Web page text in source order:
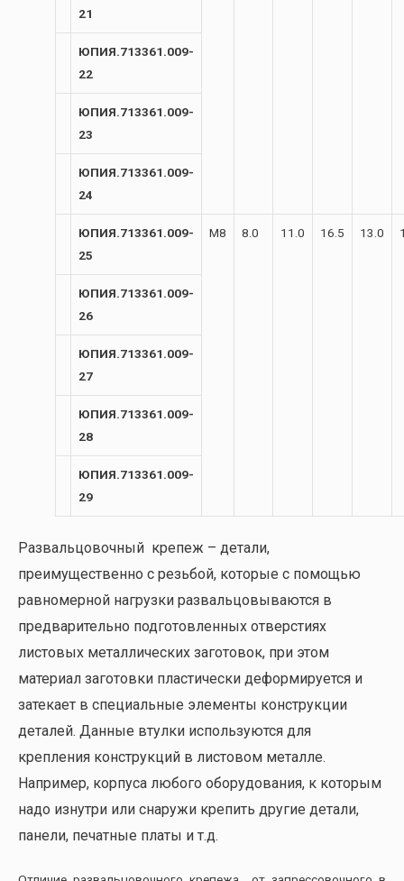
21
ЮПИЯ.713361.009-
22
ЮПИЯ.713361.009-
23
ЮПИЯ.713361.009-
24
ЮПИЯ.713361.009-
25
М8 8.0 11.0 16.5 13.0
ЮПИЯ.713361.009-
26
ЮПИЯ.713361.009-
27
ЮПИЯ.713361.009-
28
ЮПИЯ.713361.009-
29
Развальцовочный крепеж – детали,
преимущественно с резьбой, которые с помощью
равномерной нагрузки развальцовываются в
предварительно подготовленных отверстиях
листовых металлических заготовок, при этом
материал заготовки пластически деформируется и
затекает в специальные элементы конструкции
деталей. Данные втулки используются для
крепления конструкций в листовом металле.
Например, корпуса любого оборудования, к которым
надо изнутри или снаружи крепить другие детали,
панели, печатные платы и т.д.